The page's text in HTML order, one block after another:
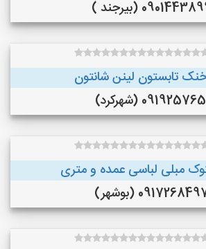
(بیرجند )
تابستون لینن شانتون
(شهرکرد)
مبلی لباسی عمده و متری
(بوشهر)